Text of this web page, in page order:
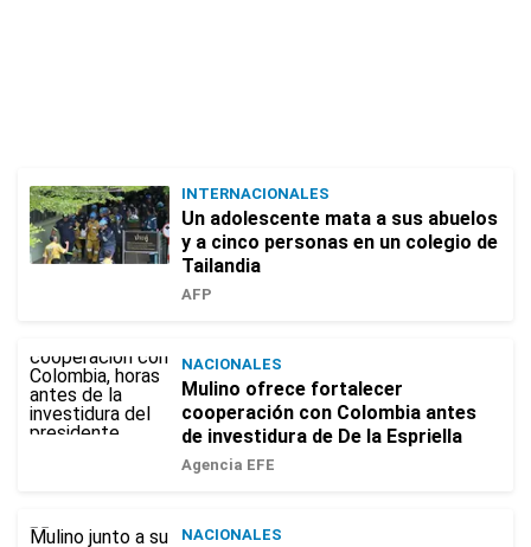
INTERNACIONALES
Un adolescente mata a sus abuelos
y a cinco personas en un colegio de
Tailandia
AFP
NACIONALES
Mulino ofrece fortalecer
cooperación con Colombia antes
de investidura de De la Espriella
Agencia EFE
NACIONALES